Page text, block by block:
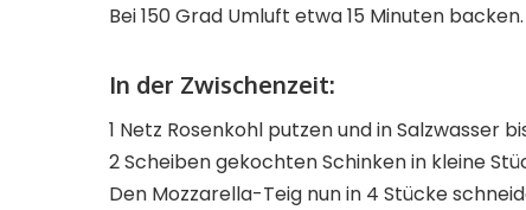
Bei 150 Grad Umluft etwa 15 Minuten
In der Zwischenzeit:
1 Netz Rosenkohl putzen und in Salzwasser
2 Scheiben gekochten Schinken in kleine
Den Mozzarella-Teig nun in 4 Stücke